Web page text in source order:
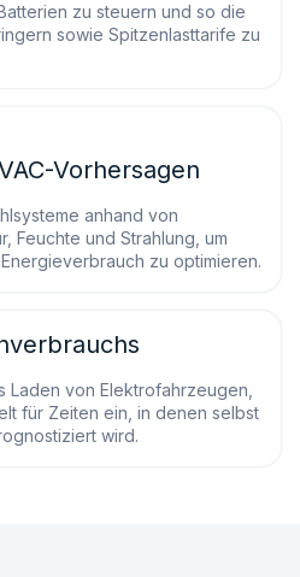
zu steuern und so die
sowie Spitzenlasttarife zu
Vorhersagen
anhand von
Feuchte und Strahlung, um
zu optimieren.
Laden von Elektrofahrzeugen,
für Zeiten ein, in denen selbst
wird.